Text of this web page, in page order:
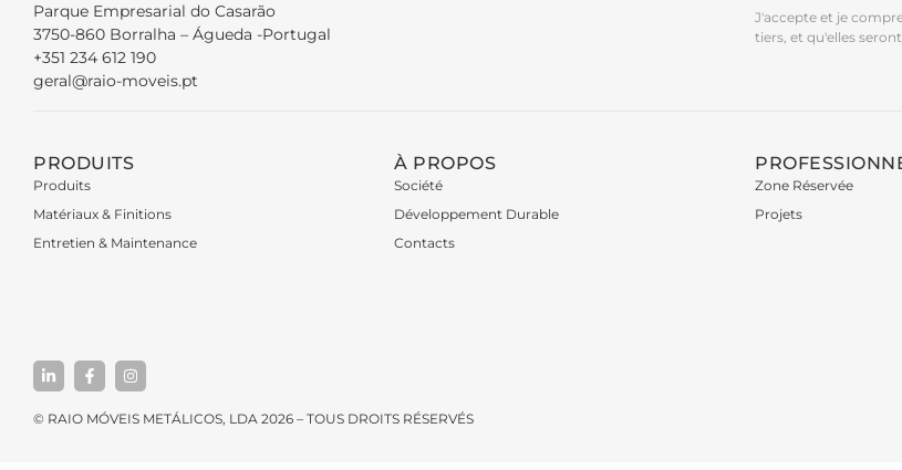
Parque Empresarial do Casarão
3750-860 Borralha – Águeda -Portugal
+351 234 612 190
geral@raio-moveis.pt
J'accepte et je
tiers, et qu'elles
PRODUITS
Produits
Matériaux & Finitions
Entretien & Maintenance
À PROPOS
Société
Développement Durable
Contacts
Zone Réservée
Projets
© RAIO MÓVEIS METÁLICOS, LDA 2026 – TOUS DROITS RÉSERVÉS